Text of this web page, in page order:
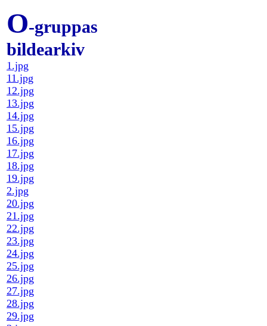
O-gruppas
bildearkiv
1.jpg
11.jpg
12.jpg
13.jpg
14.jpg
15.jpg
16.jpg
17.jpg
18.jpg
19.jpg
2.jpg
20.jpg
21.jpg
22.jpg
23.jpg
24.jpg
25.jpg
26.jpg
27.jpg
28.jpg
29.jpg